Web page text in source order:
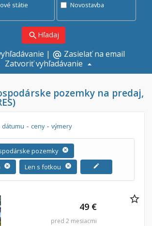
Garáž, garážové státie
Novostavba
search Hľadaj
| alternate_email Zasielať na email
Zatvoriť vyhľadávanie
pozemky na predaj,
dátumu - ceny - výmery
pozemky cancel
cancel Len s fotkou cancel edit
49 €
pred 2 mesiacmi